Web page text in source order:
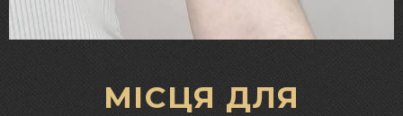
МІСЦЯ ДЛЯ